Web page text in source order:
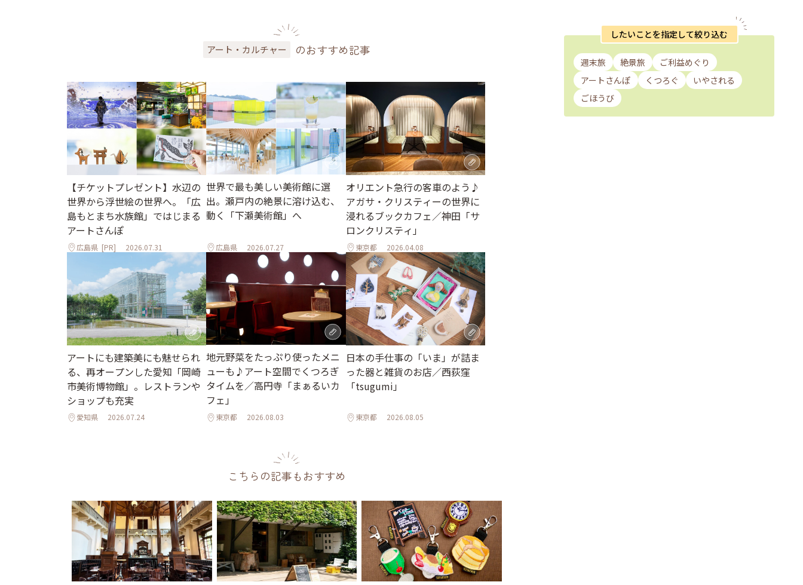
アート・カルチャー のおすすめ記事
【チケットプレゼント】水辺の
世界から浮世絵の世界へ。「広
島もとまち水族館」ではじまる
アートさんぽ
広島県 [PR] 2026.07.31
世界で最も美しい美術館に選
出。瀬戸内の絶景に溶け込む、
動く「下瀬美術館」へ
広島県 2026.07.27
オリエント急行の客車のよう♪
アガサ・クリスティーの世界に
浸れるブックカフェ／神田「サ
ロンクリスティ」
東京都 2026.04.08
アートにも建築美にも魅せられ
る、再オープンした愛知「岡崎
市美術博物館」。レストランや
ショップも充実
愛知県 2026.07.24
地元野菜をたっぷり使ったメニ
ューも♪アート空間でくつろぎ
タイムを／高円寺「まぁるいカ
フェ」
東京都 2026.08.03
日本の手仕事の「いま」が詰ま
った器と雑貨のお店／西荻窪
「tsugumi」
東京都 2026.08.05
こちらの記事もおすすめ
したいことを指定して絞り込む
週末旅 絶景旅
ご利益めぐり
アートさんぽ
くつろぐ
いやされる
ごほうび